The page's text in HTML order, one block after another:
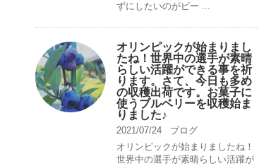
ずにしたいのがピー ...
オリンピックが始まりまし
たね！世界中の選手が素晴
らしい活躍ができる事を祈
ります。さて、今日も多め
の収穫出荷です。お菓子に
使うブルベリーを収穫始ま
りました♪
2021/07/24
ブログ
オリンピックが始まりましたね！
世界中の選手が素晴らしい活躍が